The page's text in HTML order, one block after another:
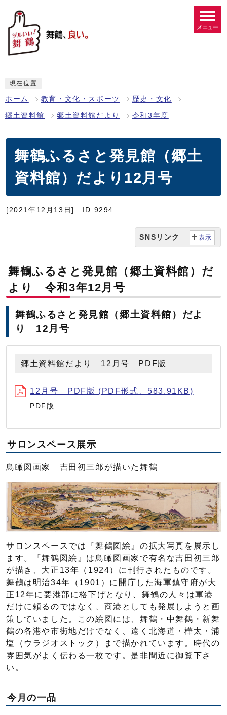
メニュー
現在位置
ホーム 教育・文化・スポーツ 歴史・文化
郷土資料館 郷土資料館だより 令和3年度
舞鶴ふるさと発見館（郷土
資料館）だより12月号
[2021年12月13日] ID:9294
SNSリンク 表示
舞鶴ふるさと発見館（郷土資料館）だ
より 令和3年12月号
舞鶴ふるさと発見館（郷土資料館）だよ
り 12月号
郷土資料館だより 12月号 PDF版
12月号 PDF版 (PDF形式、583.91KB)
PDF版
サロンスペース展示
鳥瞰図画家 吉田初三郎が描いた舞鶴
サロンスペースでは『舞鶴図絵』の拡大写真を展示し
ます。『舞鶴図絵』は鳥瞰図画家で有名な吉田初三郎
が描き、大正13年（1924）に刊行されたものです。
舞鶴は明治34年（1901）に開庁した海軍鎮守府が大
正12年に要港部に格下げとなり、舞鶴の人々は軍港
だけに頼るのではなく、商港としても発展しようと画
策していました。この絵図には、舞鶴・中舞鶴・新舞
鶴の各港や市街地だけでなく、遠く北海道・樺太・浦
塩（ウラジオストック）まで描かれています。時代の
雰囲気がよく伝わる一枚です。是非間近に御覧下さ
い。
今月の一品